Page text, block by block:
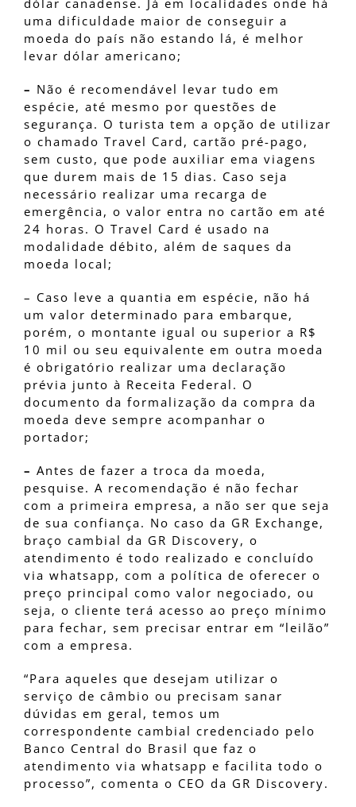
uma dificuldade maior de conseguir a
moeda do país não estando lá, é melhor
levar dólar americano;
– Não é recomendável levar tudo em
espécie, até mesmo por questões de
segurança. O turista tem a opção de utilizar
o chamado Travel Card, cartão pré-pago,
sem custo, que pode auxiliar ema viagens
que durem mais de 15 dias. Caso seja
necessário realizar uma recarga de
emergência, o valor entra no cartão em até
24 horas. O Travel Card é usado na
modalidade débito, além de saques da
moeda local;
– Caso leve a quantia em espécie, não há
um valor determinado para embarque,
porém, o montante igual ou superior a R$
10 mil ou seu equivalente em outra moeda
é obrigatório realizar uma declaração
prévia junto à Receita Federal. O
documento da formalização da compra da
moeda deve sempre acompanhar o
portador;
– Antes de fazer a troca da moeda,
pesquise. A recomendação é não fechar
com a primeira empresa, a não ser que seja
de sua confiança. No caso da GR Exchange,
braço cambial da GR Discovery, o
atendimento é todo realizado e concluído
via whatsapp, com a política de oferecer o
preço principal como valor negociado, ou
seja, o cliente terá acesso ao preço mínimo
para fechar, sem precisar entrar em “leilão”
com a empresa.
“Para aqueles que desejam utilizar o
serviço de câmbio ou precisam sanar
dúvidas em geral, temos um
correspondente cambial credenciado pelo
Banco Central do Brasil que faz o
atendimento via whatsapp e facilita todo o
processo”, comenta o CEO da GR Discovery.